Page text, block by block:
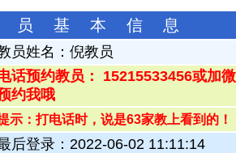
员 基 本 信 息
员姓名： 倪教员
话预约教员： 15215533456或加
约我哦
示：打电话时，说是63家教上看到的！
后登录：2022-06-02 11:11:14